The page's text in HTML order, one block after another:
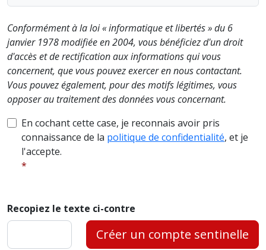
Conformément à la loi « informatique et libertés » du 6
janvier 1978 modifiée en 2004, vous bénéficiez d'un droit
d'accès et de rectification aux informations qui vous
concernent, que vous pouvez exercer en nous contactant.
Vous pouvez également, pour des motifs légitimes, vous
opposer au traitement des données vous concernant.
En cochant cette case, je reconnais avoir pris
connaissance de la politique de confidentialité, et je
l'accepte.
Recopiez le texte ci-contre
Créer un compte sentinelle